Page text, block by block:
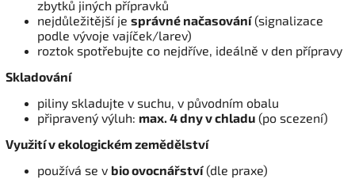
zbytků jiných přípravků
nejdůležitější je správné načasování(signalizace
podle vývoje vajíček/la­rev)
roztok spotřebujte co nejdříve, ideálně v den přípravy
Skladování
piliny skladujte v suchu, v původním obalu
připravený výluh: max. 4 dny v chladu (po scezení)
Využití v ekologickém zemědělství
používá se v bio ovocnářství(dle praxe)